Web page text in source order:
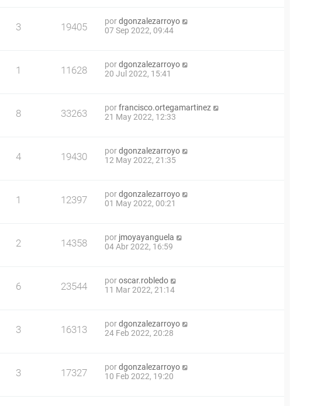
3 19405 pordgonzalezarroyo
07 Sep 2022, 09:44
1 11628 pordgonzalezarroyo
20 Jul 2022, 15:41
8 33263 porfrancisco.ortegamartinez
21 May 2022, 12:33
4 19430 pordgonzalezarroyo
12 May 2022, 21:35
1 12397 pordgonzalezarroyo
01 May 2022, 00:21
2 14358 por jmoyayanguela
04 Abr 2022, 16:59
6 23544 poroscar.robledo
11 Mar 2022, 21:14
3 16313 pordgonzalezarroyo
24 Feb 2022, 20:28
3 17327 pordgonzalezarroyo
10 Feb 2022, 19:20